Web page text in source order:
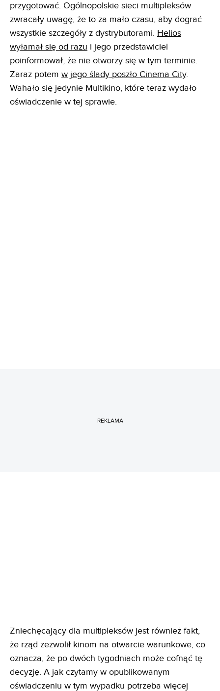
przygotować. Ogólnopolskie sieci multipleksów
zwracały uwagę, że to za mało czasu, aby dograć
wszystkie szczegóły z dystrybutorami. Helios
wyłamał się od razu i jego przedstawiciel
poinformował, że nie otworzy się w tym terminie.
Zaraz potem w jego ślady poszło Cinema City.
Wahało się jedynie Multikino, które teraz wydało
oświadczenie w tej sprawie.
REKLAMA
Zniechęcający dla multipleksów jest również fakt,
że rząd zezwolił kinom na otwarcie warunkowe, co
oznacza, że po dwóch tygodniach może cofnąć tę
decyzję. A jak czytamy w opublikowanym
oświadczeniu w tym wypadku potrzeba więcej